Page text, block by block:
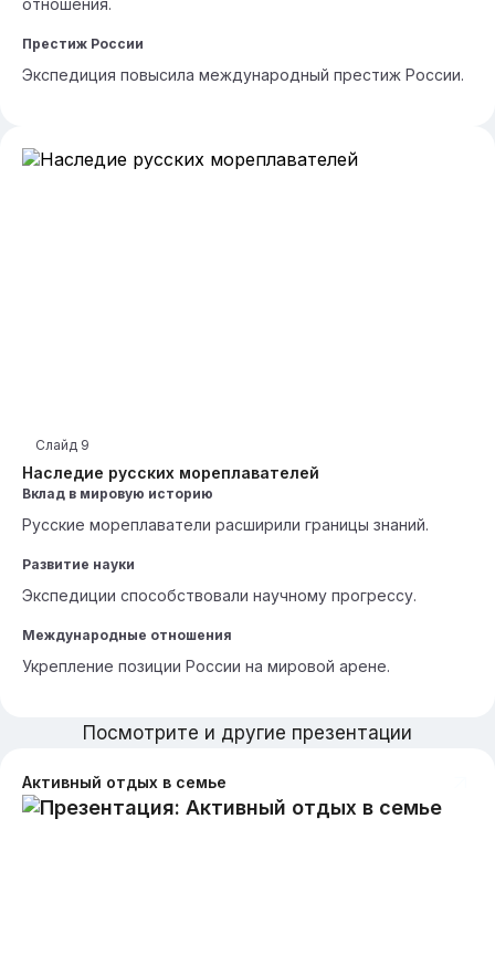
отношения.
Престиж России
Экспедиция повысила международный престиж России.
Наследие русских мореплавателей
Слайд 9
Вклад в мировую историю
Русские мореплаватели расширили границы знаний.
Развитие науки
Экспедиции способствовали научному прогрессу.
Международные отношения
Укрепление позиции России на мировой арене.
Посмотрите и другие презентации
Активный отдых в семье